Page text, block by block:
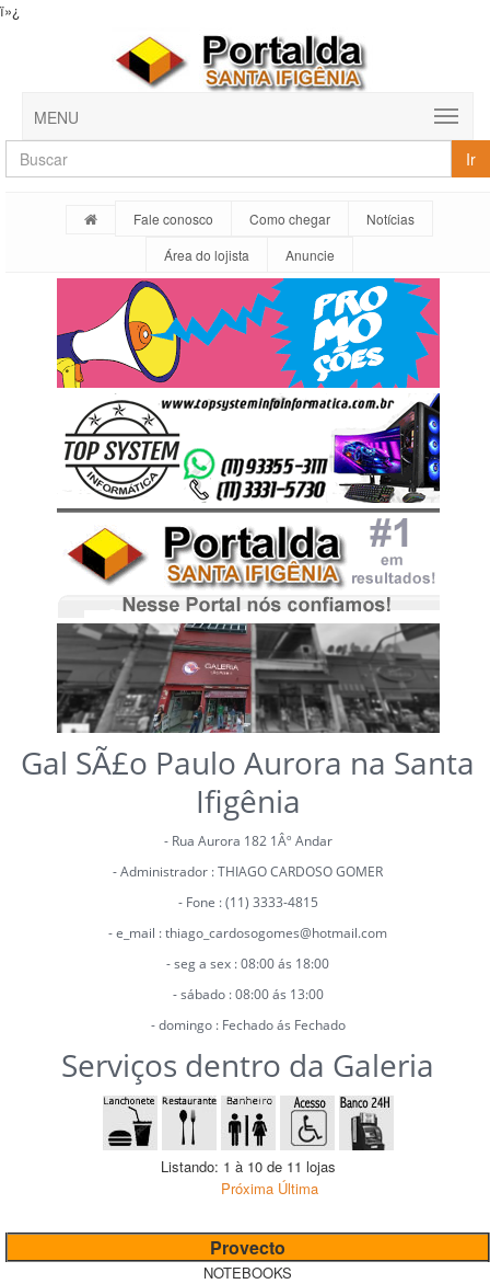
ï»¿
MENU
Ir
Fale conosco Como chegar
Notícias
Área do lojista
Anuncie
Gal SÃ£o Paulo Aurora na Santa
Ifigênia
- Rua Aurora 182 1Âº Andar
- Administrador : THIAGO CARDOSO GOMER
- Fone : (11) 3333-4815
- e_mail : thiago_cardosogomes@hotmail.com
- seg a sex : 08:00 ás 18:00
- sábado : 08:00 ás 13:00
- domingo : Fechado ás Fechado
Serviços dentro da Galeria
Listando: 1 à 10 de 11 lojas
Próxima Última
Provecto
NOTEBOOKS